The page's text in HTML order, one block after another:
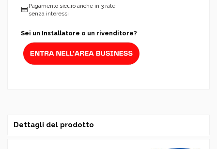
Pagamento sicuro anche in 3 rate
senza interessi
Sei un Installatore o un rivenditore?
Dettagli del prodotto